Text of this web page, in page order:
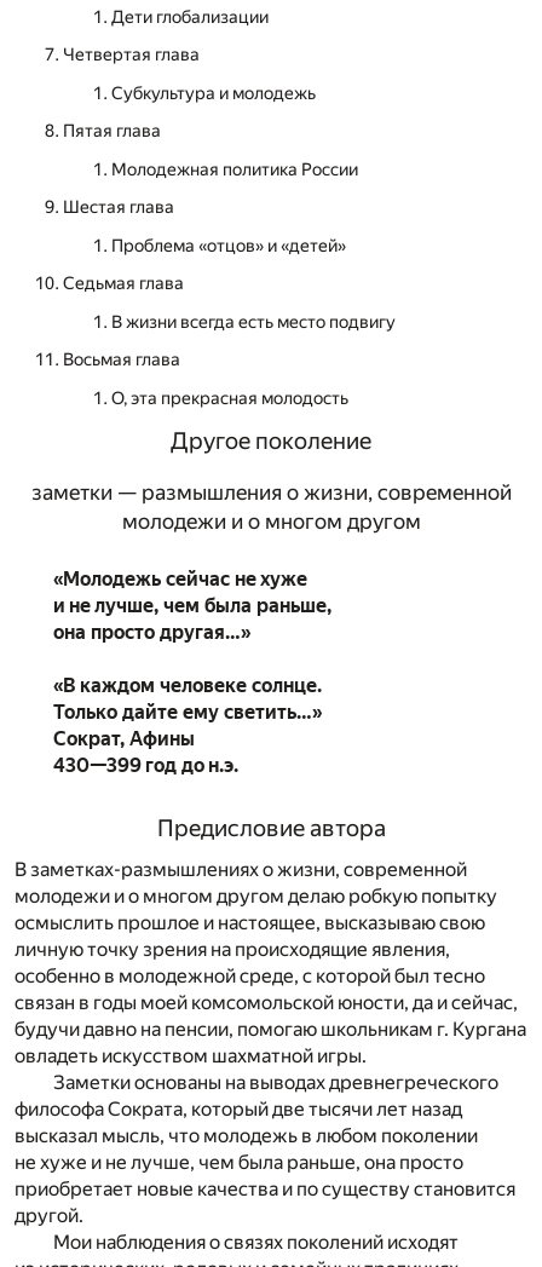
Дети глобализации
Четвертая глава
Субкультура и молодежь
Пятая глава
Молодежная политика России
Шестая глава
Проблема «отцов» и «детей»
Седьмая глава
В жизни всегда есть место подвигу
Восьмая глава
О, эта прекрасная молодость
Другое поколение
заметки — размышления о жизни, современной
молодежи и о многом другом
«Молодежь сейчас не хуже
и не лучше, чем была раньше,
она просто другая…»
«В каждом человеке солнце.
Только дайте ему светить…»
Сократ, Афины
430—399 год до н.э.
Предисловие автора
В заметках-размышлениях о жизни, современной
молодежи и о многом другом делаю робкую попытку
осмыслить прошлое и настоящее, высказываю свою
личную точку зрения на происходящие явления,
особенно в молодежной среде, с которой был тесно
связан в годы моей комсомольской юности, да и сейчас,
будучи давно на пенсии, помогаю школьникам г. Кургана
овладеть искусством шахматной игры.
Заметки основаны на выводах древнегреческого
философа Сократа, который две тысячи лет назад
высказал мысль, что молодежь в любом поколении
не хуже и не лучше, чем была раньше, она просто
приобретает новые качества и по существу становится
другой.
Мои наблюдения о связях поколений исходят